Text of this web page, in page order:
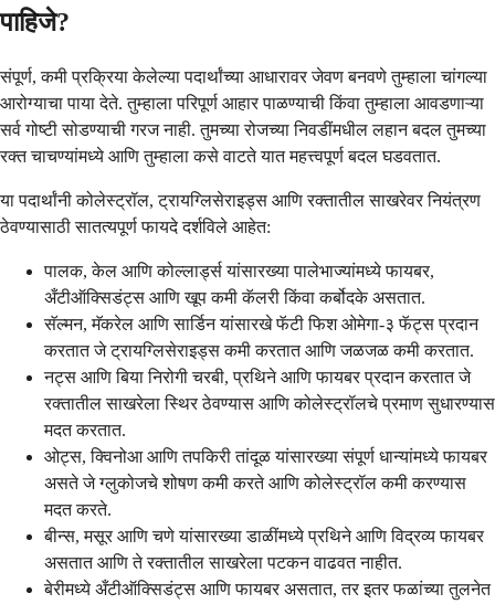
पाहिजे?
संपूर्ण, कमी प्रक्रिया केलेल्या पदार्थांच्या आधारावर जेवण बनवणे तुम्हाला चांगल्या
आरोग्याचा पाया देते. तुम्हाला परिपूर्ण आहार पाळण्याची किंवा तुम्हाला आवडणाऱ्या
सर्व गोष्टी सोडण्याची गरज नाही. तुमच्या रोजच्या निवडींमधील लहान बदल तुमच्या
रक्त चाचण्यांमध्ये आणि तुम्हाला कसे वाटते यात महत्त्वपूर्ण बदल घडवतात.
या पदार्थांनी कोलेस्ट्रॉल, ट्रायग्लिसेराइड्स आणि रक्तातील साखरेवर नियंत्रण
ठेवण्यासाठी सातत्यपूर्ण फायदे दर्शविले आहेत:
पालक, केल आणि कोल्लार्ड्स यांसारख्या पालेभाज्यांमध्ये फायबर,
अँटीऑक्सिडंट्स आणि खूप कमी कॅलरी किंवा कर्बोदके असतात.
सॅल्मन, मॅकरेल आणि सार्डिन यांसारखे फॅटी फिश ओमेगा-३ फॅट्स प्रदान
करतात जे ट्रायग्लिसेराइड्स कमी करतात आणि जळजळ कमी करतात.
नट्स आणि बिया निरोगी चरबी, प्रथिने आणि फायबर प्रदान करतात जे
रक्तातील साखरेला स्थिर ठेवण्यास आणि कोलेस्ट्रॉलचे प्रमाण सुधारण्यास
मदत करतात.
ओट्स, क्विनोआ आणि तपकिरी तांदूळ यांसारख्या संपूर्ण धान्यांमध्ये फायबर
असते जे ग्लुकोजचे शोषण कमी करते आणि कोलेस्ट्रॉल कमी करण्यास
मदत करते.
बीन्स, मसूर आणि चणे यांसारख्या डाळींमध्ये प्रथिने आणि विद्रव्य फायबर
असतात आणि ते रक्तातील साखरेला पटकन वाढवत नाहीत.
बेरीमध्ये अँटीऑक्सिडंट्स आणि फायबर असतात, तर इतर फळांच्या तुलनेत